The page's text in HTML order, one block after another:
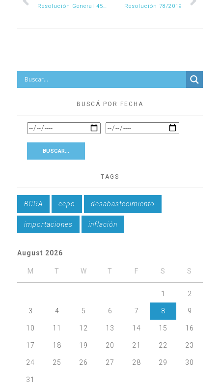
Resolución General 4510/2019 Resolución 78/2019
BUSCÁ POR FECHA
TAGS
BCRA cepo desabastecimiento
importaciones inflación
August 2026
M T W T F S S
1 2
3 4 5 6 7 8 9
10 11 12 13 14 15 16
17 18 19 20 21 22 23
24 25 26 27 28 29 30
31